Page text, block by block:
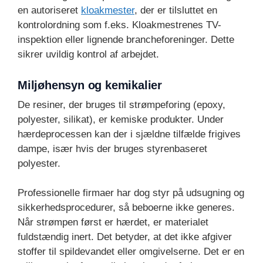
en autoriseret kloakmester, der er tilsluttet en
kontrolordning som f.eks. Kloakmestrenes TV-
inspektion eller lignende brancheforeninger. Dette
sikrer uvildig kontrol af arbejdet.
Miljøhensyn og kemikalier
De resiner, der bruges til strømpeforing (epoxy,
polyester, silikat), er kemiske produkter. Under
hærdeprocessen kan der i sjældne tilfælde frigives
dampe, især hvis der bruges styrenbaseret
polyester.
Professionelle firmaer har dog styr på udsugning og
sikkerhedsprocedurer, så beboerne ikke generes.
Når strømpen først er hærdet, er materialet
fuldstændig inert. Det betyder, at det ikke afgiver
stoffer til spildevandet eller omgivelserne. Det er en